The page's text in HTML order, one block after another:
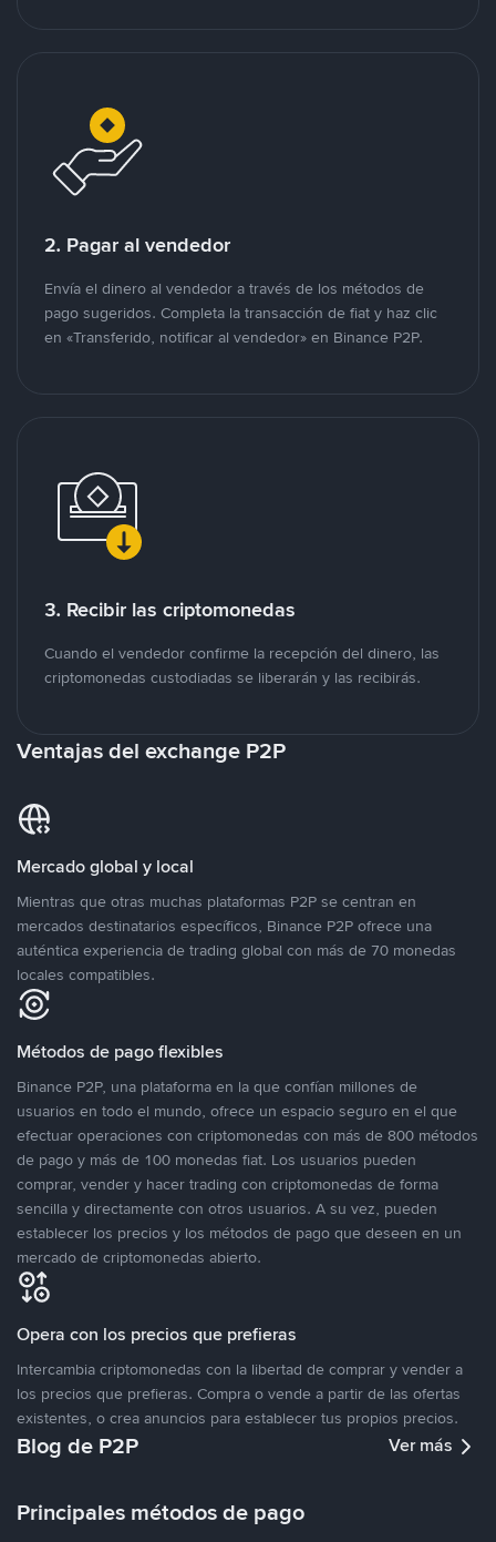
2. Pagar al vendedor
Envía el dinero al vendedor a través de los métodos de
pago sugeridos. Completa la transacción de fiat y haz clic
en «Transferido, notificar al vendedor» en Binance P2P.
3. Recibir las criptomonedas
Cuando el vendedor confirme la recepción del dinero, las
criptomonedas custodiadas se liberarán y las recibirás.
Ventajas del exchange P2P
Mercado global y local
Mientras que otras muchas plataformas P2P se centran en
mercados destinatarios específicos, Binance P2P ofrece una
auténtica experiencia de trading global con más de 70 monedas
locales compatibles.
Métodos de pago flexibles
Binance P2P, una plataforma en la que confían millones de
usuarios en todo el mundo, ofrece un espacio seguro en el que
efectuar operaciones con criptomonedas con más de 800 métodos
de pago y más de 100 monedas fiat. Los usuarios pueden
comprar, vender y hacer trading con criptomonedas de forma
sencilla y directamente con otros usuarios. A su vez, pueden
establecer los precios y los métodos de pago que deseen en un
mercado de criptomonedas abierto.
Opera con los precios que prefieras
Intercambia criptomonedas con la libertad de comprar y vender a
los precios que prefieras. Compra o vende a partir de las ofertas
existentes, o crea anuncios para establecer tus propios precios.
Blog de P2P Ver más
Principales métodos de pago